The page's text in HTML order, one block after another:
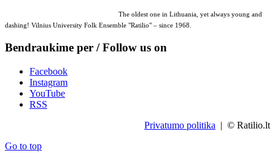
The oldest one in Lithuania, yet always young and
dashing! Vilnius University Folk Ensemble "Ratilio" – since 1968.
Bendraukime per / Follow us on
Facebook
Instagram
YouTube
RSS
Privatumo politika | © Ratilio.lt
Go to top